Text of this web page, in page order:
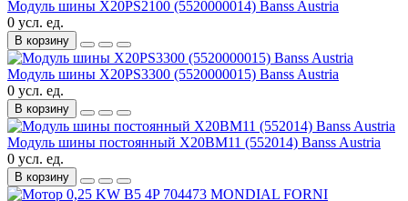
Модуль шины X20PS2100 (5520000014) Banss Austria
0 усл. ед.
В корзину
Модуль шины X20PS3300 (5520000015) Banss Austria
0 усл. ед.
В корзину
Модуль шины постоянный X20BM11 (552014) Banss Austria
0 усл. ед.
В корзину